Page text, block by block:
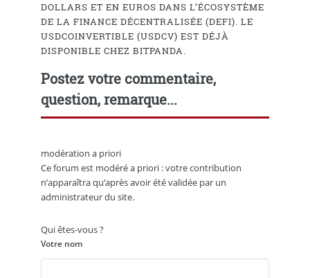
DOLLARS ET EN EUROS DANS L’ÉCOSYSTÈME
DE LA FINANCE DÉCENTRALISÉE (DEFI). LE
USDCOINVERTIBLE (USDCV) EST DÉJÀ
DISPONIBLE CHEZ BITPANDA.
Postez votre commentaire,
question, remarque...
modération a priori
Ce forum est modéré a priori : votre contribution
n’apparaîtra qu’après avoir été validée par un
administrateur du site.
Qui êtes-vous ?
Votre nom